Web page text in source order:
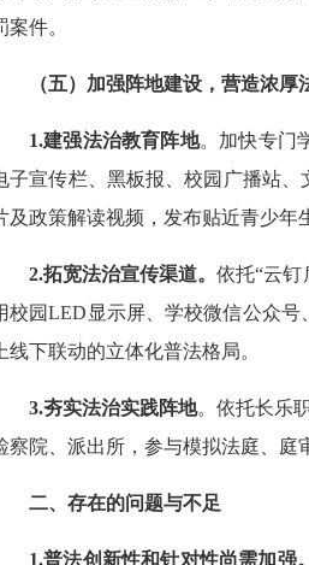
案件。
（五）加强阵地建设，营造浓厚
1.建强法治教育阵地。加快专门
子宣传栏、黑板报、校园广播站
及政策解读视频，发布贴近青少年
2.拓宽法治宣传渠道。依托“云钉
校园LED显示屏、学校微信公众
上线下联动的立体化普法格局。
3.夯实法治实践阵地。依托长乐
察院、派出所，参与模拟法庭、庭
二、存在的问题与不足
1.普法创新性和针对性尚需加强